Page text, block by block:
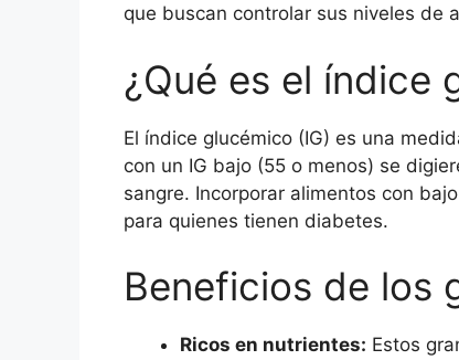
que buscan controlar sus niveles de
¿Qué es el índice
El índice glucémico (IG) es una
con un IG bajo (55 o menos) se
sangre. Incorporar alimentos con
para quienes tienen diabetes.
Beneficios de los
Ricos en nutrientes: Estos